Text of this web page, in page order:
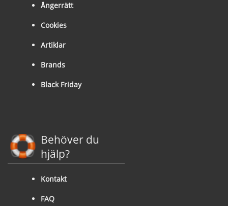
Ångerrätt
Cookies
Artiklar
Brands
Black Friday
Behöver du
hjälp?
Kontakt
FAQ